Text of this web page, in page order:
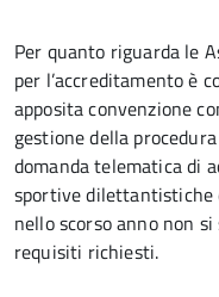
Per quanto riguarda le
per l’accreditamento è
apposita convenzione
gestione della
domanda telematica di
sportive dilettantistiche
nello scorso anno non
requisiti richiesti.